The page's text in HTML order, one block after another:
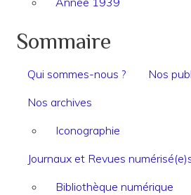
Sommaire
Qui sommes-nous ?
Nos
Nos archives
Iconographie
Journaux et Revues
Bibliothèque numérique